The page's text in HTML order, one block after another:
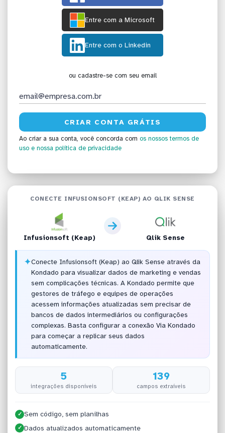
Entre com a Microsoft
Entre com o Linkedin
ou cadastre-se com seu email
Ao criar a sua conta, você concorda com os nossos termos de
uso e nossa política de privacidade
CONECTE INFUSIONSOFT (KEAP) AO QLIK SENSE
Infusionsoft (Keap) Qlik Sense
✦Conecte Infusionsoft (Keap) ao Qlik Sense através da
Kondado para visualizar dados de marketing e vendas
sem complicações técnicas. A Kondado permite que
gestores de tráfego e equipes de operações
acessem informações atualizadas sem precisar de
bancos de dados intermediários ou configurações
complexas. Basta configurar a conexão Via Kondado
para começar a replicar seus dados
automaticamente.
5
integrações disponíveis
139
campos extraíveis
✓ Sem código, sem planilhas
✓ Dados atualizados automaticamente